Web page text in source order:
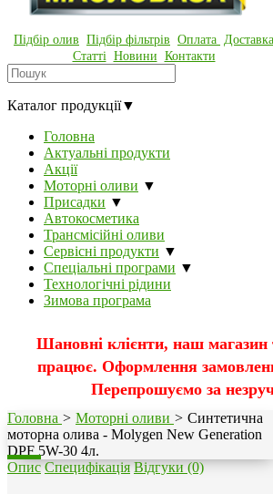
Підбір олив Підбір фільтрів Оплата Доставка
Статті Новини Контакти
Каталог продукції▼
Головна
Актуальні продукти
Акції
Моторні оливи ▼
Присадки ▼
Автокосметика
Трансмісійні оливи
Сервісні продукти ▼
Спеціальні програми ▼
Технологічні рідини
Зимова програма
Шановні клієнти, наш магазин
працює. Оформлення
Перепрошуємо за
Головна > Моторні оливи > Синтетична
моторна олива - Molygen New Generation
DPF 5W-30 4л.
Опис Специфікація Відгуки (0)